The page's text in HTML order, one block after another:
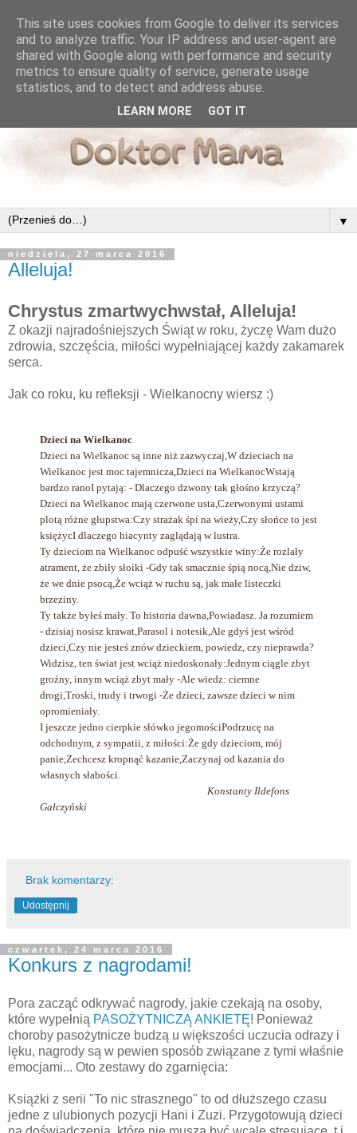
▼
niedziela, 27 marca 2016
Alleluja!
Chrystus zmartwychwstał, Alleluja!
Z okazji najradośniejszych Świąt w roku, życzę Wam dużo
zdrowia, szczęścia, miłości wypełniającej każdy zakamarek
serca.
Jak co roku, ku refleksji - Wielkanocny wiersz :)
Dzieci na Wielkanoc
Dzieci na Wielkanoc są inne niż zazwyczaj,W dzieciach na
Wielkanoc jest moc tajemnicza,Dzieci na WielkanocWstają
bardzo ranoI pytają: - Dlaczego dzwony tak głośno krzyczą?
Dzieci na Wielkanoc mają czerwone usta,Czerwonymi ustami
plotą różne głupstwa:Czy strażak śpi na wieży,Czy słońce to jest
księżycI dlaczego hiacynty zaglądają w lustra.
Ty dzieciom na Wielkanoc odpuść wszystkie winy:Że rozlały
atrament, że zbiły słoiki -Gdy tak smacznie śpią nocą,Nie dziw,
że we dnie psocą,Że wciąż w ruchu są, jak małe listeczki
brzeziny.
Ty także byłeś mały. To historia dawna,Powiadasz. Ja rozumiem
- dzisiaj nosisz krawat,Parasol i notesik,Ale gdyś jest wśród
dzieci,Czy nie jesteś znów dzieckiem, powiedz, czy nieprawda?
Widzisz, ten świat jest wciąż niedoskonały:Jednym ciągle zbyt
groźny, innym wciąż zbyt mały -Ale wiedz: ciemne
drogi,Troski, trudy i trwogi -Że dzieci, zawsze dzieci w nim
opromieniały.
I jeszcze jedno cierpkie słówko jegomościPodrzucę na
odchodnym, z sympatii, z miłości:Że gdy dzieciom, mój
panie,Zechcesz kropnąć kazanie,Zaczynaj od kazania do
własnych słabości.
Konstanty Ildefons
Gałczyński
Brak komentarzy:
Udostępnij
czwartek, 24 marca 2016
Konkurs z nagrodami!
Pora zacząć odkrywać nagrody, jakie czekają na osoby,
które wypełnią PASOŻYTNICZĄ ANKIETĘ! Ponieważ
choroby pasożytnicze budzą u większości uczucia odrazy i
lęku, nagrody są w pewien sposób związane z tymi właśnie
emocjami... Oto zestawy do zgarnięcia:
Książki z serii "To nic strasznego" to od dłuższego czasu
jedne z ulubionych pozycji Hani i Zuzi. Przygotowują dzieci
This site uses cookies from Google to deliver its services
and to analyze traffic. Your IP address and user-agent are
shared with Google along with performance and security
metrics to ensure quality of service, generate usage
statistics, and to detect and address abuse.
LEARN MORE GOT IT